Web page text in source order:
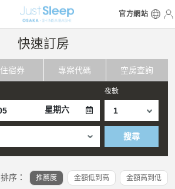
官方網站
快速訂房
住宿券 專案代碼 空房查詢
星期六
夜數
搜尋
排序： 推薦度 金額低到高 金額高到低